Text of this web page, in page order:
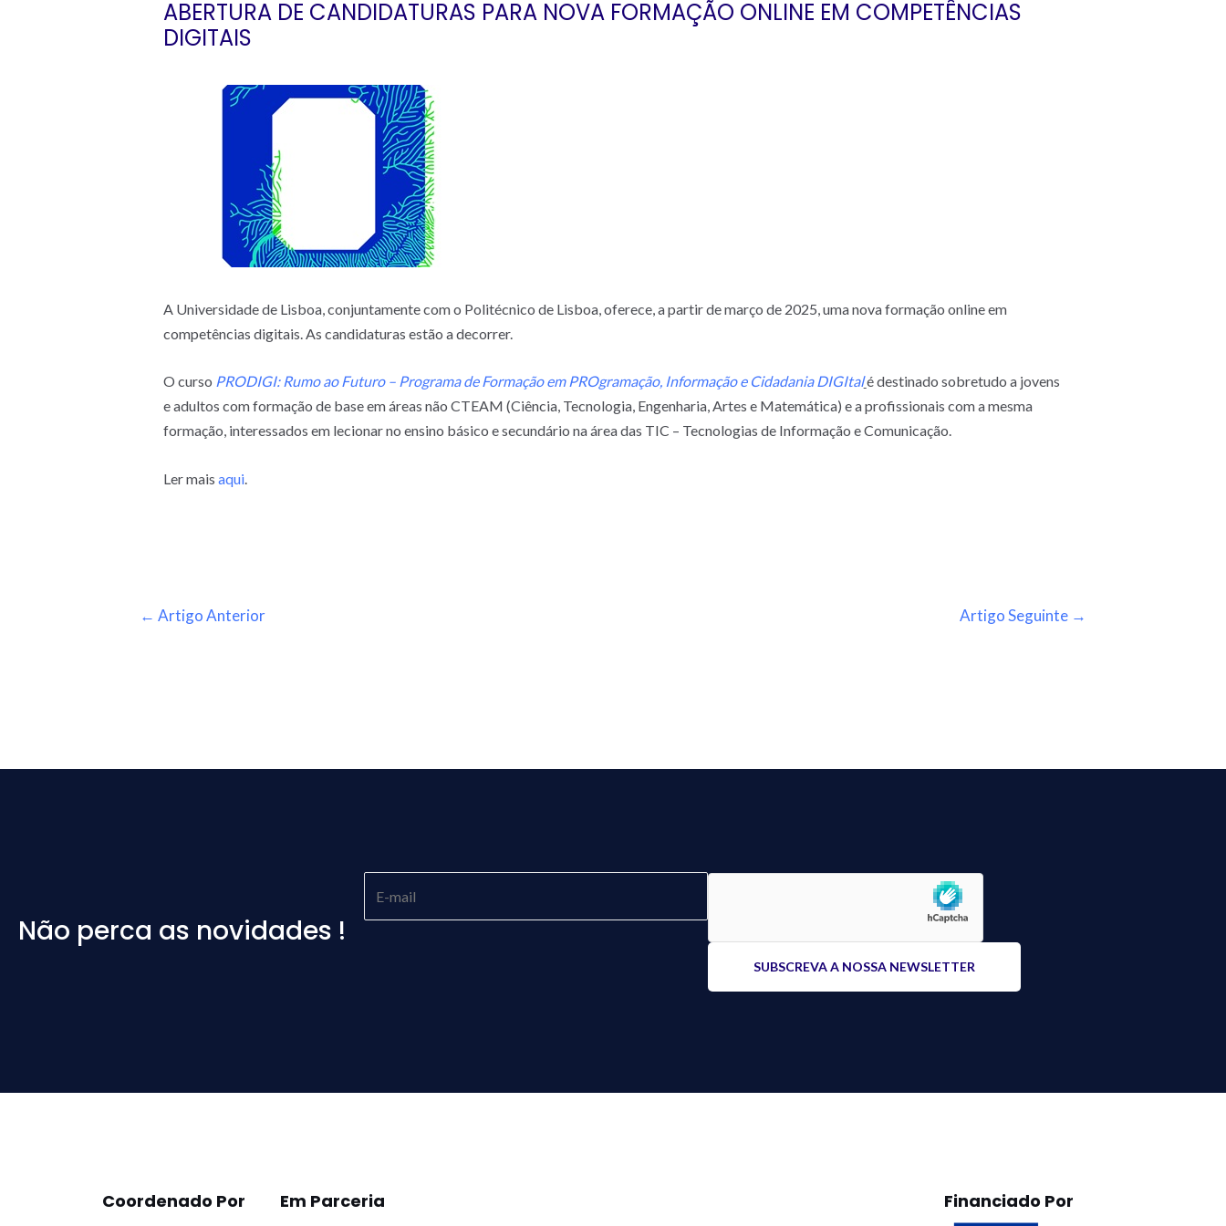
ABERTURA DE CANDIDATURAS PARA NOVA FORMAÇÃO ONLINE EM COMPETÊNCIAS
DIGITAIS
A Universidade de Lisboa, conjuntamente com o Politécnico de Lisboa, oferece, a partir de março de 2025, uma nova formação online em
competências digitais. As candidaturas estão a decorrer.
O curso PRODIGI: Rumo ao Futuro – Programa de Formação em PROgramação, Informação e Cidadania DIGItalé destinado sobretudo a jovens
e adultos com formação de base em áreas não CTEAM (Ciência, Tecnologia, Engenharia, Artes e Matemática) e a profissionais com a mesma
formação, interessados em lecionar no ensino básico e secundário na área das TIC – Tecnologias de Informação e Comunicação.
Ler mais aqui.
← Artigo Anterior Artigo Seguinte →
Não perca as novidades !
Coordenado Por Em Parceria Financiado Por